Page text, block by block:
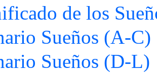
de los
Sueños (A-C)
Sueños (D-L)